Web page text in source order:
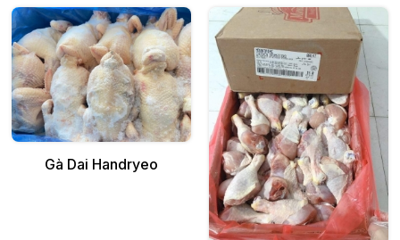
Gà Dai Handryeo